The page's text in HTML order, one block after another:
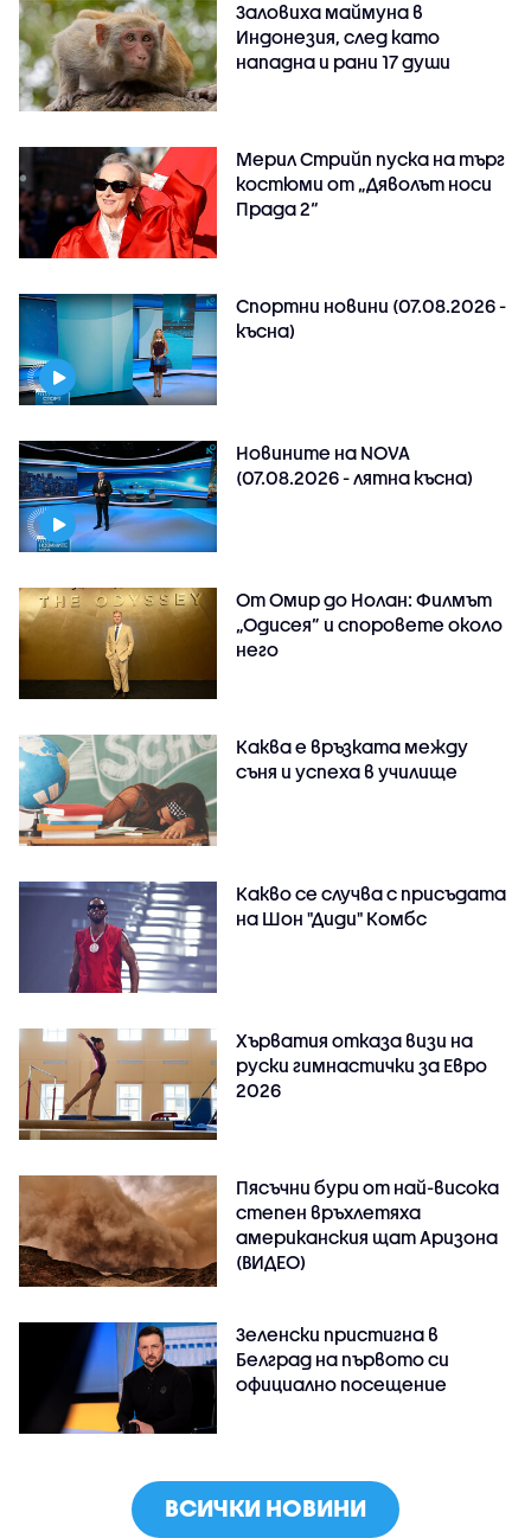
Заловиха маймуна в
Индонезия, след като
нападна и рани 17 души
Мерил Стрийп пуска на търг
костюми от „Дяволът носи
Прада 2“
Спортни новини (07.08.2026 -
късна)
Новините на NOVA
(07.08.2026 - лятна късна)
От Омир до Нолан: Филмът
„Одисея” и споровете около
него
Каква е връзката между
съня и успеха в училище
Какво се случва с присъдата
на Шон "Диди" Комбс
Хърватия отказа визи на
руски гимнастички за Евро
2026
Пясъчни бури от най-висока
степен връхлетяха
американския щат Аризона
(ВИДЕО)
Зеленски пристигна в
Белград на първото си
официално посещение
ВСИЧКИ НОВИНИ